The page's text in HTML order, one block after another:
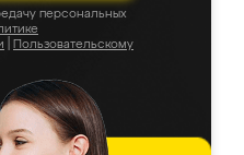
персональных
Пользовательскому